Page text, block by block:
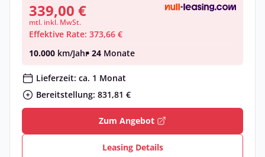
339,00 €
mtl. inkl. MwSt.
Effektive Rate: 373,66 €
10.000 km/Jahr• 24 Monate
Lieferzeit: ca. 1 Monat
Bereitstellung: 831,81 €
Zum Angebot
Leasing Details